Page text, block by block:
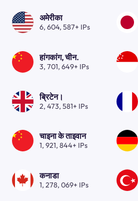
अमेरीका
6, 604, 587+ IPs
हांगकांग, चीन.
3, 701, 649+ IPs
ब्रिटेन।
2, 473, 581+ IPs
चाइना के ताइवान
1, 921, 844+ IPs
कनाडा
1, 278, 069+ IPs